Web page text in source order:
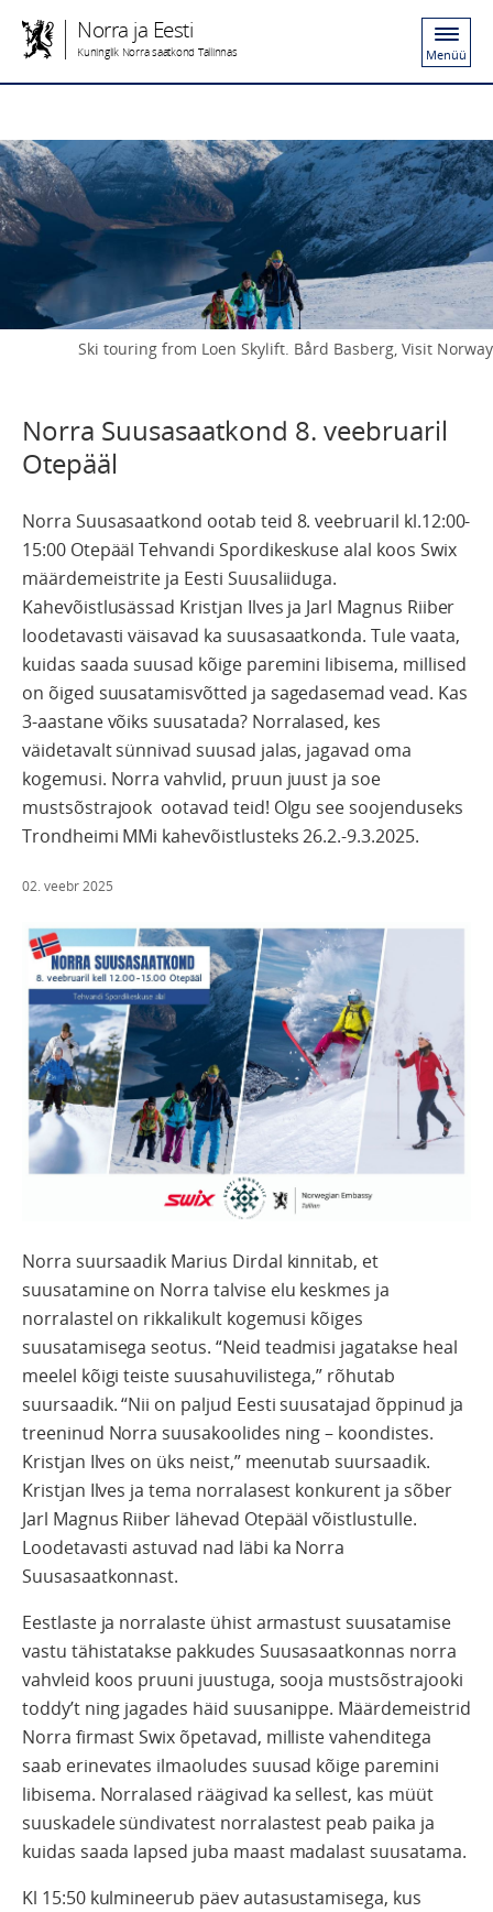
Norra ja Eesti
Kuninglik Norra saatkond Tallinnas Menüü
Ski touring from Loen Skylift. Bård Basberg, Visit Norway
Norra Suusasaatkond 8. veebruaril
Otepääl
Norra Suusasaatkond ootab teid 8. veebruaril kl.12:00-
15:00 Otepääl Tehvandi Spordikeskuse alal koos Swix
määrdemeistrite ja Eesti Suusaliiduga.
Kahevõistlusässad Kristjan Ilves ja Jarl Magnus Riiber
loodetavasti väisavad ka suusasaatkonda. Tule vaata,
kuidas saada suusad kõige paremini libisema, millised
on õiged suusatamisvõtted ja sagedasemad vead. Kas
3-aastane võiks suusatada? Norralased, kes
väidetavalt sünnivad suusad jalas, jagavad oma
kogemusi. Norra vahvlid, pruun juust ja soe
mustsõstrajook ootavad teid! Olgu see soojenduseks
Trondheimi MMi kahevõistlusteks 26.2.-9.3.2025.
02. veebr 2025
Norra suursaadik Marius Dirdal kinnitab, et
suusatamine on Norra talvise elu keskmes ja
norralastel on rikkalikult kogemusi kõiges
suusatamisega seotus. “Neid teadmisi jagatakse heal
meelel kõigi teiste suusahuvilistega,” rõhutab
suursaadik. “Nii on paljud Eesti suusatajad õppinud ja
treeninud Norra suusakoolides ning – koondistes.
Kristjan Ilves on üks neist,” meenutab suursaadik.
Kristjan Ilves ja tema norralasest konkurent ja sõber
Jarl Magnus Riiber lähevad Otepääl võistlustulle.
Loodetavasti astuvad nad läbi ka Norra
Suusasaatkonnast.
Eestlaste ja norralaste ühist armastust suusatamise
vastu tähistatakse pakkudes Suusasaatkonnas norra
vahvleid koos pruuni juustuga, sooja mustsõstrajooki
toddy’t ning jagades häid suusanippe. Määrdemeistrid
Norra firmast Swix õpetavad, milliste vahenditega
saab erinevates ilmaoludes suusad kõige paremini
libisema. Norralased räägivad ka sellest, kas müüt
suuskadele sündivatest norralastest peab paika ja
kuidas saada lapsed juba maast madalast suusatama.
Kl 15:50 kulmineerub päev autasustamisega, kus